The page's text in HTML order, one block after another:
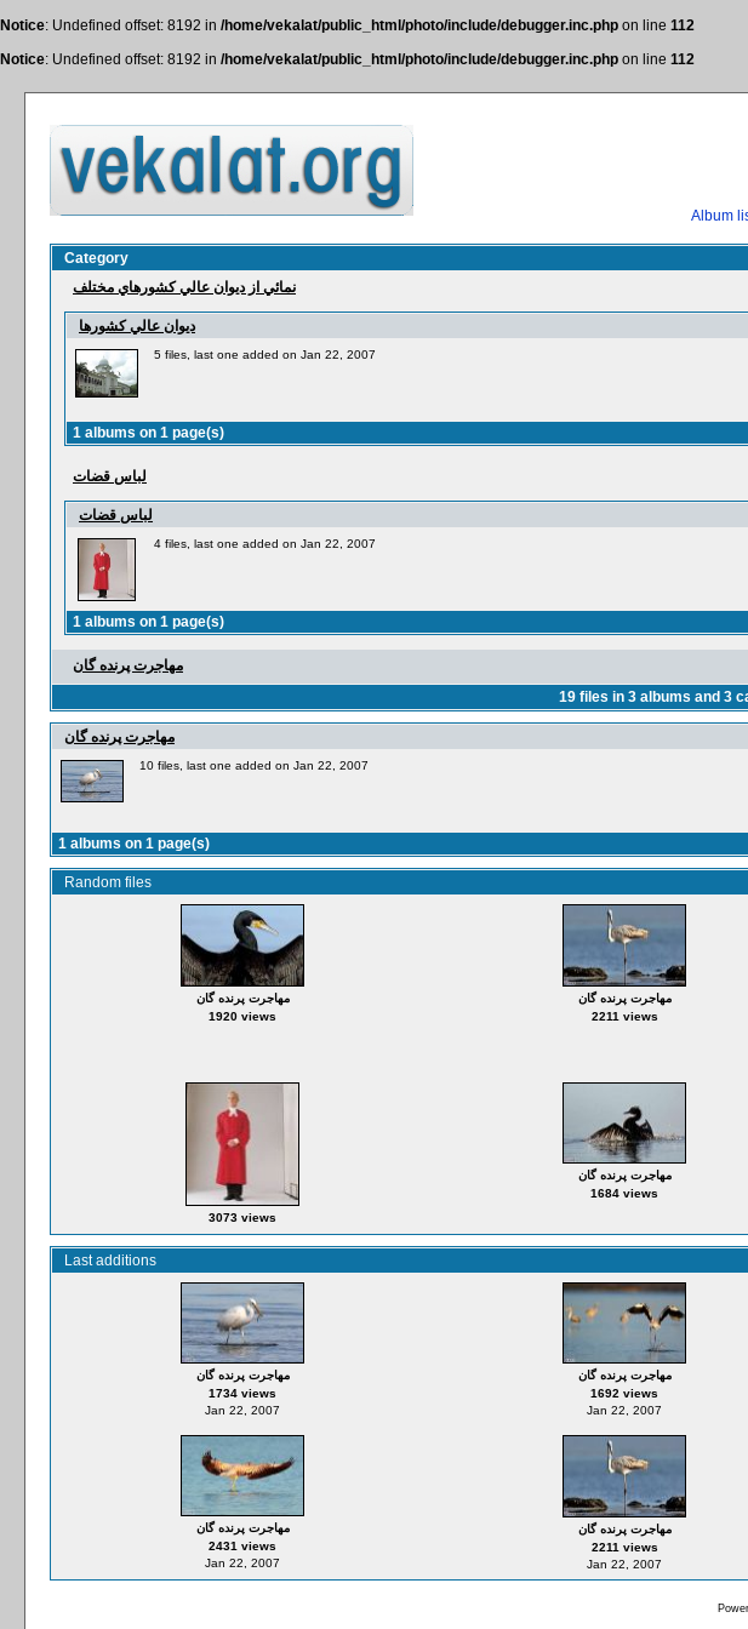
Notice: Undefined offset: 8192 in /home/vekalat/public_html/photo/include/debugger.inc.php on line 112
Notice: Undefined offset: 8192 in /home/vekalat/public_html/photo/include/debugger.inc.php on line 112
Album
Category
نمائي از ديوان عالي كشورهاي مختلف
ديوان عالي كشورها
5 files, last one added on Jan 22, 2007
1 albums on 1 page(s)
لباس قضات
لباس قضات
4 files, last one added on Jan 22, 2007
1 albums on 1 page(s)
مهاجرت پرنده گان
19files in 3albums and 3
مهاجرت پرنده گان
10 files, last one added on Jan 22, 2007
1 albums on 1 page(s)
Random files
مهاجرت پرنده گان
1920 views
مهاجرت پرنده گان
2211 views
3073 views
مهاجرت پرنده گان
1684 views
Last additions
مهاجرت پرنده گان
1734 views
Jan 22, 2007
مهاجرت پرنده گان
1692 views
Jan 22, 2007
مهاجرت پرنده گان
2431 views
Jan 22, 2007
مهاجرت پرنده گان
2211 views
Jan 22, 2007